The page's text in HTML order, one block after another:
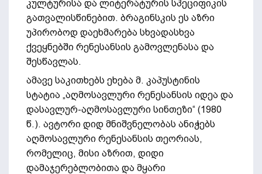
კულტურისა და ლიტერატურის სპეციფიკის
გათვალისწინებით. ბრაგინსკის ეს აზრი
უპირობოდ დაეხმარება სხვადასხვა
ქვეყნებში რენესანსის გამოვლენასა და
შესწავლას.
ამავე საკითხებს ეხება მ. კაპუსტინის
სტატია „აღმოსავლური რენესანსის იდეა და
დასავლურ-აღმოსავლური სინთეზი“ (1980
წ.). ავტორი დიდ მნიშვნელობას ანიჭებს
აღმოსავლური რენესანსის თეორიას,
რომელიც, მისი აზრით, დიდი
დამაჯერებლობითა და მყარი